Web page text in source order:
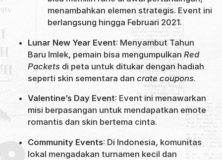
menambahkan elemen strategis. Event ini
berlangsung hingga Februari 2021.
Lunar New Year Event: Menyambut Tahun
Baru Imlek, pemain bisa mengumpulkanRed
Packets di peta untuk ditukar dengan hadiah
seperti skin sementara dan crate coupons.
Valentine’s Day Event: Event ini menawarkan
misi berpasangan untuk mendapatkan emote
romantis dan skin bertema cinta.
Community Events: Di Indonesia, komunitas
lokal mengadakan turnamen kecil dan